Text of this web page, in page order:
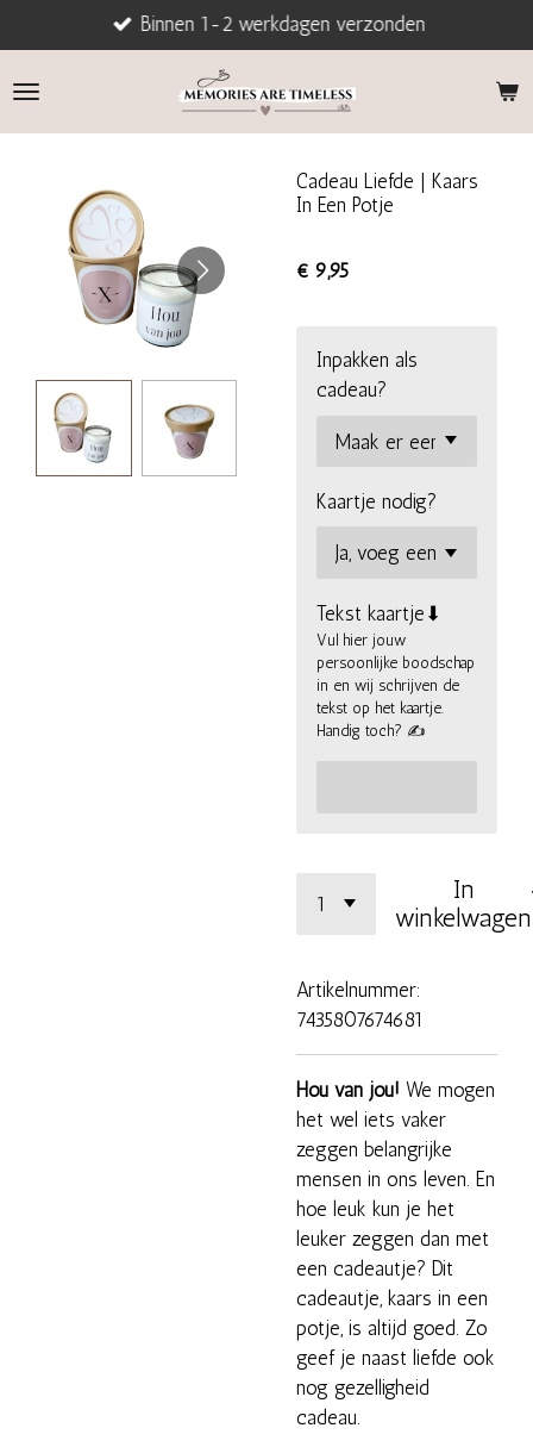
direct
naar
Binnen 1-2 werkdagen verzonden
Cadeau Liefde | Kaars
In Een Potje
€ 9,95
Inpakken als
cadeau?
Kaartje nodig?
Tekst kaartje⬇
Vul hier jouw
persoonlijke boodschap
in en wij schrijven de
tekst op het kaartje.
Handig toch? ✍
In
winkelwagen
Artikelnummer:
7435807674681
Hou van jou! We mogen
het wel iets vaker
zeggen belangrijke
mensen in ons leven. En
hoe leuk kun je het
leuker zeggen dan met
een cadeautje? Dit
cadeautje, kaars in een
potje, is altijd goed. Zo
geef je naast liefde ook
nog gezelligheid
cadeau.